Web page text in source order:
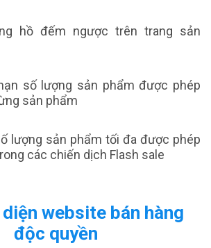
hồ đếm ngược trên trang sản
số lượng sản phẩm được phép
sản phẩm
lượng sản phẩm tối đa được phép
các chiến dịch Flash sale
website bán hàng
độc quyền